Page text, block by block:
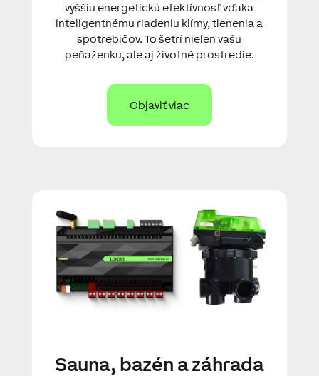
vyššiu energetickú efektívnosť vďaka
inteligentnému riadeniu klímy, tienenia a
spotrebičov. To šetrí nielen vašu
peňaženku, ale aj životné prostredie.
Objaviť viac
Sauna, bazén a záhrada